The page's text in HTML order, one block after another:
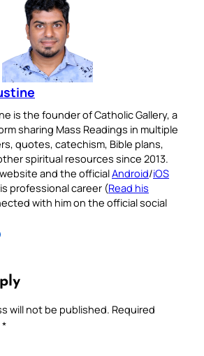
is the founder of Catholic Gallery, a
sharing Mass Readings in multiple
quotes, catechism, Bible plans,
spiritual resources since 2013.
and the officialAndroid/iOS
professional career (Read his
with him on the official social
will not be published. Required
*